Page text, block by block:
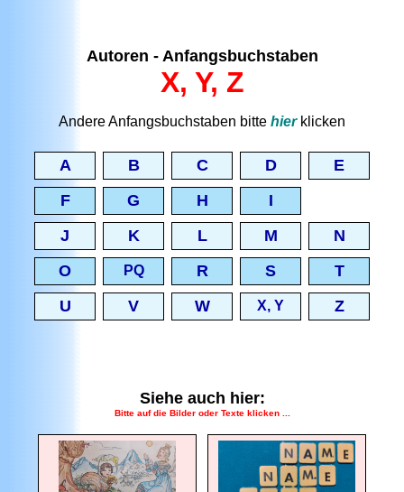
Autoren - Anfangsbuchstaben
X, Y, Z
Andere Anfangsbuchstaben bitte hierklicken
A B C D
E
F
G H
I
J
K L M
N
O
PQ R S
T
U
V W X, Y Z
Siehe auch hier:
Bitte auf die Bilder oder Texte klicken ...